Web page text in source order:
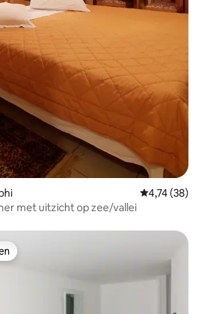
Gemiddelde
4,74 (38)
met uitzicht op zee/vallei